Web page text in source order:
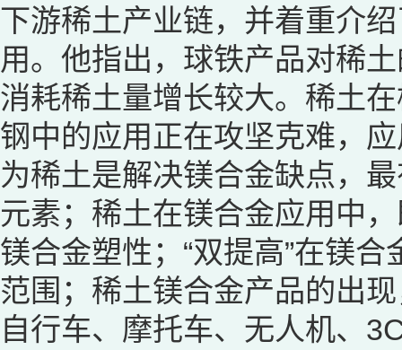
下游稀土产业链，并着重介
用。他指出，球铁产品对稀
消耗稀土量增长较大。稀土
钢中的应用正在攻坚克难，
为稀土是解决镁合金缺点，
元素；稀土在镁合金应用中
镁合金塑性；“双提高”在镁
范围；稀土镁合金产品的出
自行车、摩托车、无人机、